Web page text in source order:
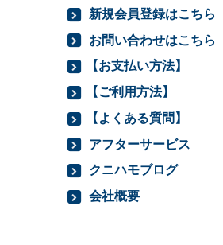
新規会員登録はこちら
お問い合わせはこちら
【お支払い方法】
【ご利用方法】
【よくある質問】
アフターサービス
クニハモブログ
会社概要